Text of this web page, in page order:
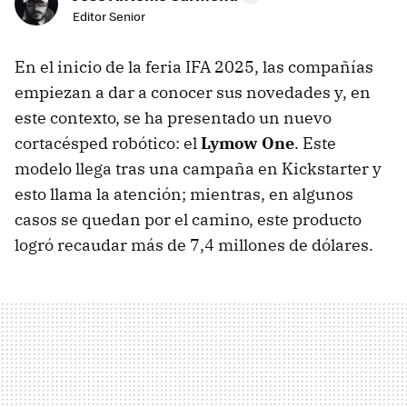
Editor Senior
En el inicio de la feria IFA 2025, las compañías
empiezan a dar a conocer sus novedades y, en
este contexto, se ha presentado un nuevo
cortacésped robótico: elLymow One. Este
modelo llega tras una campaña en Kickstarter y
esto llama la atención; mientras, en algunos
casos se quedan por el camino, este producto
logró recaudar más de 7,4 millones de dólares.